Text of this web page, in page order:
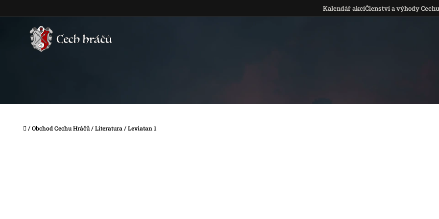
Kalendář akcíČlenství a výhody Cechu
Domů
/Obchod Cechu Hráčů/Literatura/Leviatan 1